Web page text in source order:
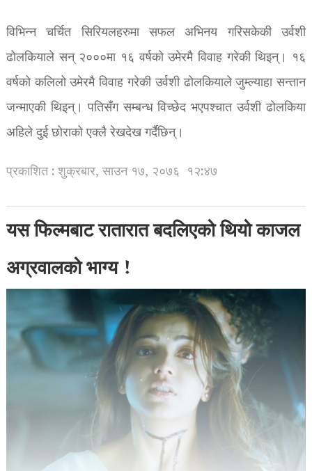
विभिन्न चर्चित सिरियलहरुमा सफल अभिनय गरिसकेकी उर्वशी
ढोलकियाले सन् २०००मा १६ वर्षको उमेरमै विवाह गरेकी थिइन्। १६
वर्षको कलिलो उमेरमै विवाह गरेकी उर्वशी ढोलकियाले जुम्ल्याहा सन्तान
जन्माएकी थिइन्। पतिसँग सम्बन्ध विच्छेद भएपश्चात उर्वशी ढोलकिया
अहिले दुई छोराको एक्लै रेखदेख गर्दैछिन्।
प्रकाशित : शुक्रबार, साउन १७, २०७६ १२:४७
यस फिल्मबाट रातारात बदलिएको थियो काजल
अग्रवालको भाग्य !